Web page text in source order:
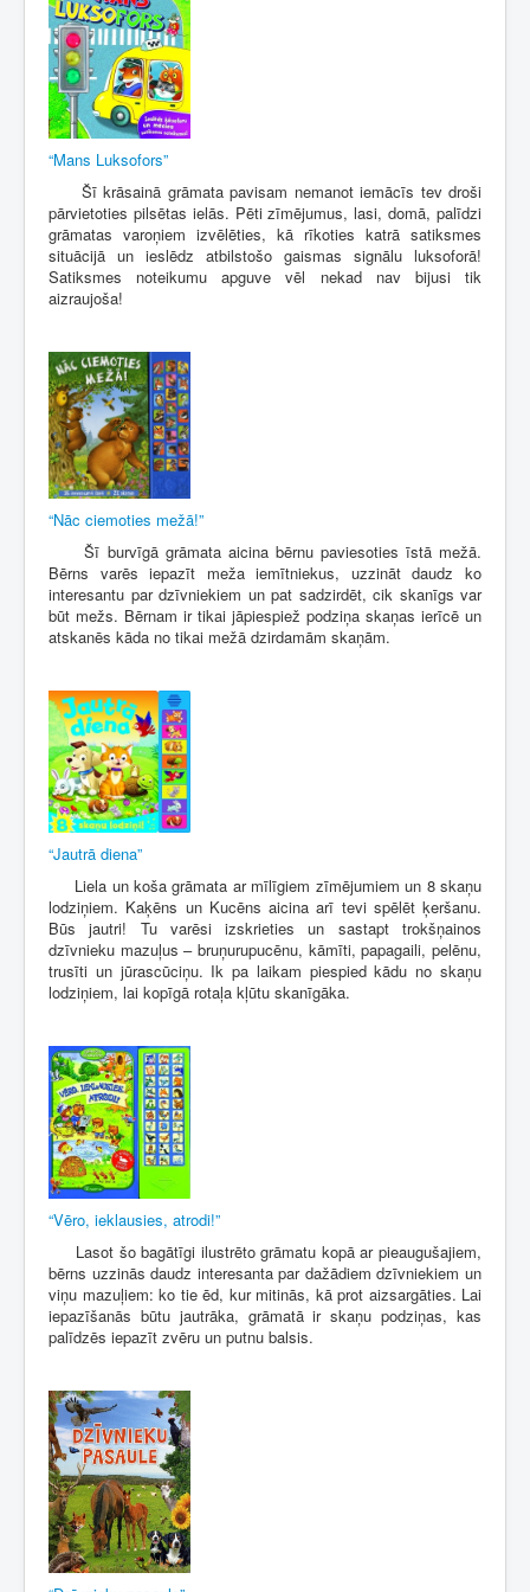
“Mans Luksofors”
Šī krāsainā grāmata pavisam nemanot iemācīs tev droši
pārvietoties pilsētas ielās. Pēti zīmējumus, lasi, domā, palīdzi
grāmatas varoņiem izvēlēties, kā rīkoties katrā satiksmes
situācijā un ieslēdz atbilstošo gaismas signālu luksoforā!
Satiksmes noteikumu apguve vēl nekad nav bijusi tik
aizraujoša!
“Nāc ciemoties mežā!”
Šī burvīgā grāmata aicina bērnu paviesoties īstā mežā.
Bērns varēs iepazīt meža iemītniekus, uzzināt daudz ko
interesantu par dzīvniekiem un pat sadzirdēt, cik skanīgs var
būt mežs. Bērnam ir tikai jāpiespiež podziņa skaņas ierīcē un
atskanēs kāda no tikai mežā dzirdamām skaņām.
“Jautrā diena”
Liela un koša grāmata ar mīlīgiem zīmējumiem un 8 skaņu
lodziņiem. Kaķēns un Kucēns aicina arī tevi spēlēt ķeršanu.
Būs jautri! Tu varēsi izskrieties un sastapt trokšņainos
dzīvnieku mazuļus – bruņurupucēnu, kāmīti, papagaili, pelēnu,
trusīti un jūrascūciņu. Ik pa laikam piespied kādu no skaņu
lodziņiem, lai kopīgā rotaļa kļūtu skanīgāka.
“Vēro, ieklausies, atrodi!”
Lasot šo bagātīgi ilustrēto grāmatu kopā ar pieaugušajiem,
bērns uzzinās daudz interesanta par dažādiem dzīvniekiem un
viņu mazuļiem: ko tie ēd, kur mitinās, kā prot aizsargāties. Lai
iepazīšanās būtu jautrāka, grāmatā ir skaņu podziņas, kas
palīdzēs iepazīt zvēru un putnu balsis.